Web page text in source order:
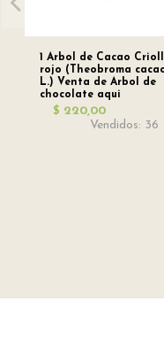
1 Arbol de Cacao
rojo (Theobroma
L.) Venta de Arbol de
chocolate aqui
$ 220,00
Vendidos: 36